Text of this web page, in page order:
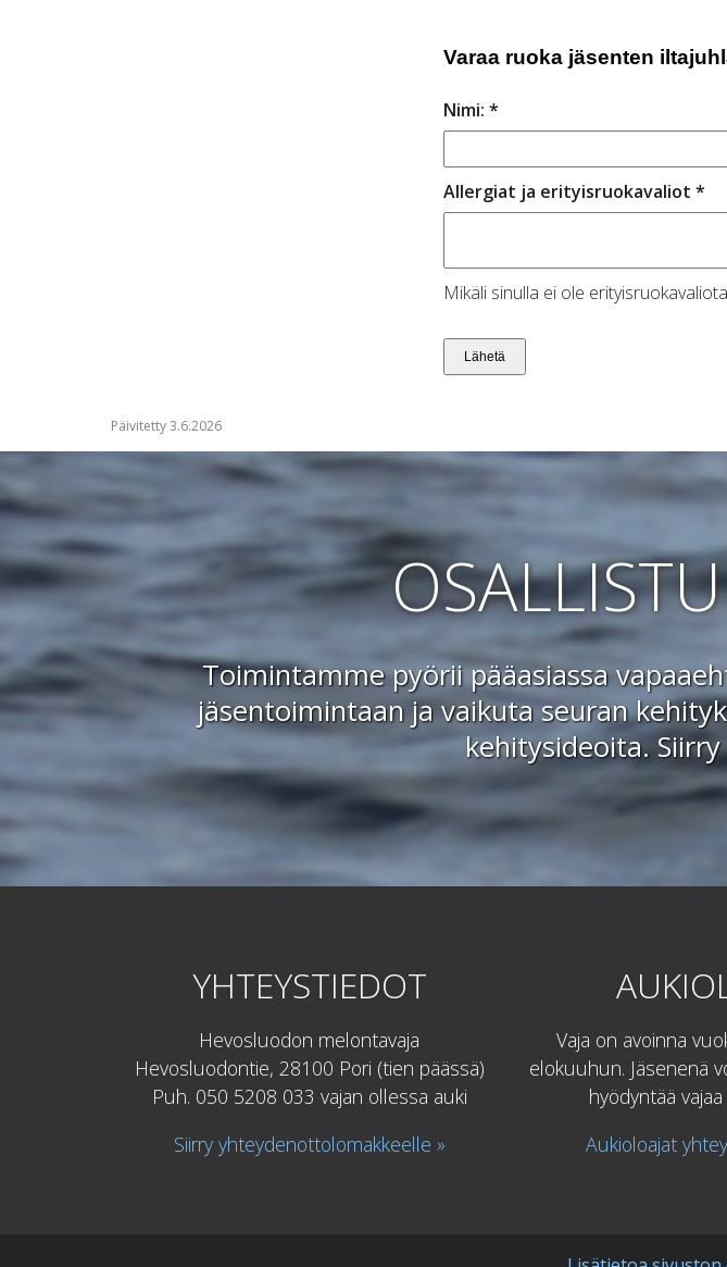
Varaa ruoka jäsenten
Nimi: *
Allergiat ja erityisruokavaliot *
Mikäli sinulla ei ole
Päivitetty 3.6.2026
Toimintamme pyörii pääasiassa
jäsentoimintaan ja vaikuta seuran
kehitysideoita.
YHTEYSTIEDOT
Hevosluodon melontavaja
Hevosluodontie, 28100 Pori (tien päässä)
Puh. 050 5208 033 vajan ollessa auki
Siirry yhteydenottolomakkeelle »
Vaja on avoinna
elokuuhun. Jäsenenä
hyödyntää
Aukioloajat